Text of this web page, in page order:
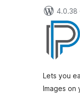
4.0.38
Lets you
Images on